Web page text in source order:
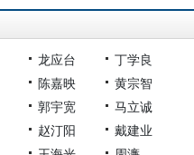
龙应台
丁学良
陈嘉映
黄宗智
郭宇宽
马立诚
赵汀阳
戴建业